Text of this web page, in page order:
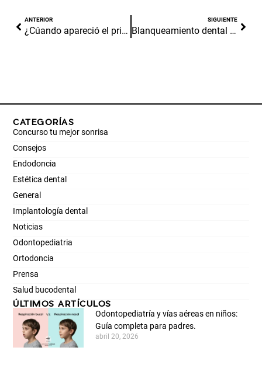
ANTERIOR
¿Cúando apareció el primer cepillo de dientes?
SIGUIENTE
Blanqueamiento dental ¿Tiene riesgos?
CATEGORÍAS
Concurso tu mejor sonrisa
Consejos
Endodoncia
Estética dental
General
Implantología dental
Noticias
Odontopediatria
Ortodoncia
Prensa
Salud bucodental
ÚLTIMOS ARTÍCULOS
Odontopediatría y vías aéreas en niños:
Guía completa para padres.
abril 20, 2026